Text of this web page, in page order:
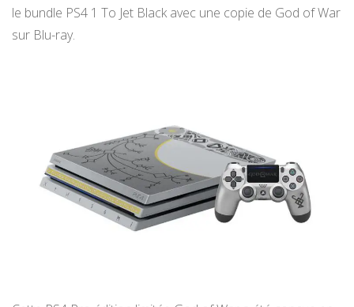
le bundle PS4 1 To Jet Black avec une copie de God of War
sur Blu-ray.